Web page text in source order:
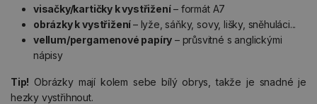
visačky/kartičky k vystřižení– formát A7
obrázky k vystřižení– lyže, sáňky, sovy, lišky, sněhuláci...
vellum/pergamenové papíry – průsvitné s anglickými
nápisy
Tip! Obrázky mají kolem sebe bílý obrys, takže je snadné je
hezky vystřihnout.